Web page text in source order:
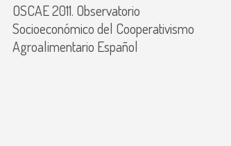
OSCAE 2011. Observatorio
Socioeconómico del Cooperativismo
Agroalimentario Español